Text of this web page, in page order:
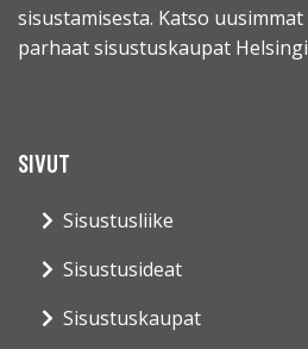
sisustamisesta. Katso
parhaat sisustuskaupat
SIVUT
Sisustusliike
Sisustusideat
Sisustuskaupat